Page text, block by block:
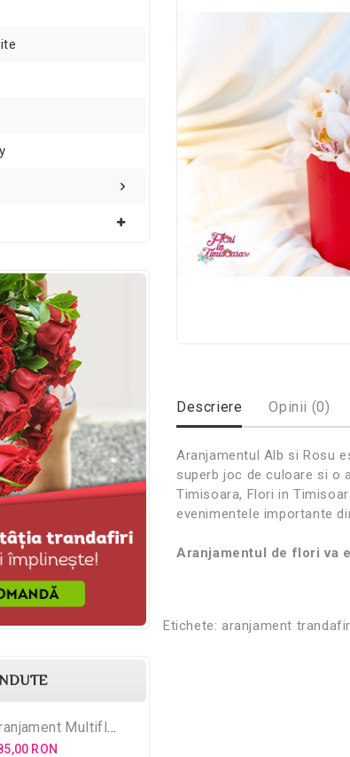
Aranjament Multifloral
RON
Descriere Opinii (0)
Aranjamentul Alb si Rosu
superb joc de culoare si o
Timisoara, Flori in
evenimentele importante
Aranjamentul de flori va
Etichete: aranjament